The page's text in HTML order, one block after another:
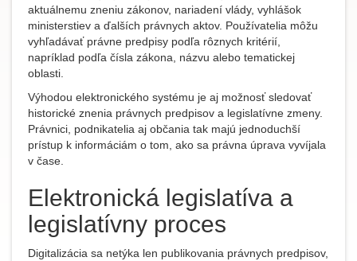
aktuálnemu zneniu zákonov, nariadení vlády, vyhlášok
ministerstiev a ďalších právnych aktov. Používatelia môžu
vyhľadávať právne predpisy podľa rôznych kritérií,
napríklad podľa čísla zákona, názvu alebo tematickej
oblasti.
Výhodou elektronického systému je aj možnosť sledovať
historické znenia právnych predpisov a legislatívne zmeny.
Právnici, podnikatelia aj občania tak majú jednoduchší
prístup k informáciám o tom, ako sa právna úprava vyvíjala
v čase.
Elektronická legislatíva a
legislatívny proces
Digitalizácia sa netýka len publikovania právnych predpisov,